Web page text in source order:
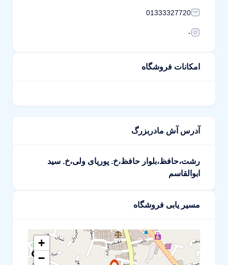
01333327720
-
امکانات فروشگاه
آدرس آش مادربزرگ
رشت،حافظ،بلوار حافظ،خ. پوریای ولی،خ. سید
ابوالقاسم
مسیر یابی فروشگاه
+
−